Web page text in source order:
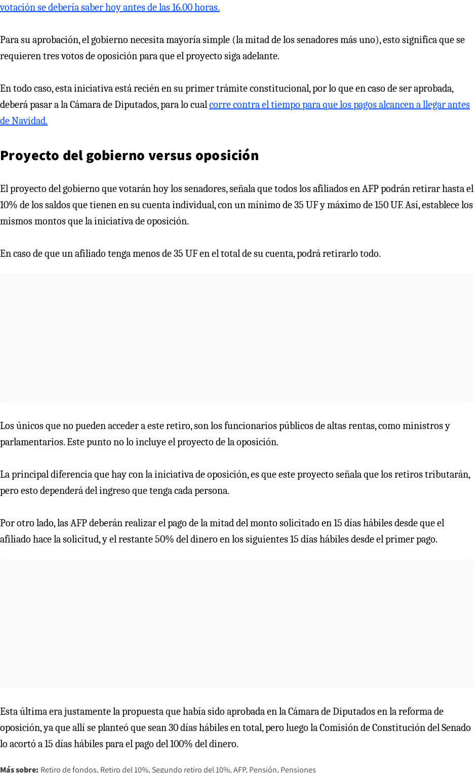
votación se debería saber hoy antes de las 16.00 horas.
Para su aprobación, el gobierno necesita mayoría simple (la mitad de los senadores más uno), esto significa que se
requieren tres votos de oposición para que el proyecto siga adelante.
En todo caso, esta iniciativa está recién en su primer trámite constitucional, por lo que en caso de ser aprobada,
deberá pasar a la Cámara de Diputados, para lo cualcorre contra el tiempo para que los pagos alcancen a llegar antes
de Navidad.
Proyecto del gobierno versus oposición
El proyecto del gobierno que votarán hoy los senadores, señala que todos los afiliados en AFP podrán retirar hasta el
10% de los saldos que tienen en su cuenta individual, con un mínimo de 35 UF y máximo de 150 UF. Así, establece los
mismos montos que la iniciativa de oposición.
En caso de que un afiliado tenga menos de 35 UF en el total de su cuenta, podrá retirarlo todo.
Los únicos que no pueden acceder a este retiro, son los funcionarios públicos de altas rentas, como ministros y
parlamentarios. Este punto no lo incluye el proyecto de la oposición.
La principal diferencia que hay con la iniciativa de oposición, es que este proyecto señala que los retiros tributarán,
pero esto dependerá del ingreso que tenga cada persona.
Por otro lado, las AFP deberán realizar el pago de la mitad del monto solicitado en 15 días hábiles desde que el
afiliado hace la solicitud, y el restante 50% del dinero en los siguientes 15 días hábiles desde el primer pago.
Esta última era justamente la propuesta que había sido aprobada en la Cámara de Diputados en la reforma de
oposición, ya que allí se planteó que sean 30 días hábiles en total, pero luego la Comisión de Constitución del Senado
lo acortó a 15 días hábiles para el pago del 100% del dinero.
Más sobre: Retiro de fondos Retiro del 10% Segundo retiro del 10% AFP Pensión Pensiones